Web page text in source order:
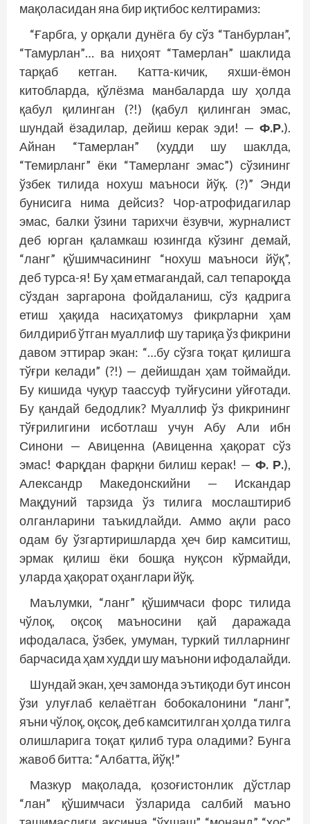
мақоласидан яна бир иқтибос келтирамиз:
“Ғарбга, у орқали дунёга бу сўз “Танбурлан”,
“Тамурлан”… ва ниҳоят “Тамерлан” шаклида
тарқаб кетган. Катта-кичик, яхши-ёмон
китобларда, қўлёзма манбаларда шу ҳолда
қабул қилинган (?!) (қабул қилинган эмас,
шундай ёзадилар, дейиш керак эди! — Ф.Р.).
Айнан “Тамерлан” (худди шу шаклда,
“Темирланг” ёки “Тамерланг эмас”) сўзининг
ўзбек тилида нохуш маъноси йўқ. (?)” Энди
бунисига нима дейсиз? Чор-атрофидагилар
эмас, балки ўзини тарихчи ёзувчи, журналист
деб юрган қаламкаш юзингда кўзинг демай,
“ланг” қўшимчасининг “нохуш маъноси йўқ”,
деб турса-я! Бу ҳам етмагандай, сал тепароқда
сўздан заргарона фойдаланиш, сўз қадрига
етиш ҳақида насиҳатомуз фикрларни ҳам
билдириб ўтган муаллиф шу тариқа ўз фикрини
давом эттирар экан: “…бу сўзга тоқат қилишга
тўғри келади” (?!) — дейишдан ҳам тоймайди.
Бу кишида чуқур таассуф туйғусини уйғотади.
Бу қандай бедодлик? Муаллиф ўз фикрининг
тўғрилигини исботлаш учун Абу Али ибн
Синони — Авиценна (Авиценна ҳақорат сўз
эмас! Фарқдан фарқни билиш керак! — Ф. Р.),
Александр Македонскийни — Искандар
Мақдуний тарзида ўз тилига мослаштириб
олганларини таъкидлайди. Аммо ақли расо
одам бу ўзгартиришларда ҳеч бир камситиш,
эрмак қилиш ёки бошқа нуқсон кўрмайди,
уларда ҳақорат оҳанглари йўқ.
Маълумки, “ланг” қўшимчаси форс тилида
чўлоқ, оқсоқ маъносини қай даражада
ифодаласа, ўзбек, умуман, туркий тилларнинг
барчасида ҳам худди шу маънони ифодалайди.
Шундай экан, ҳеч замонда эътиқоди бут инсон
ўзи улуғлаб келаётган бобокалонини “ланг”,
яъни чўлоқ, оқсоқ, деб камситилган ҳолда тилга
олишларига тоқат қилиб тура оладими? Бунга
жавоб битта: “Албатта, йўқ!”
Мазкур мақолада, қозоғистонлик дўстлар
“лан” қўшимчаси ўзларида салбий маъно